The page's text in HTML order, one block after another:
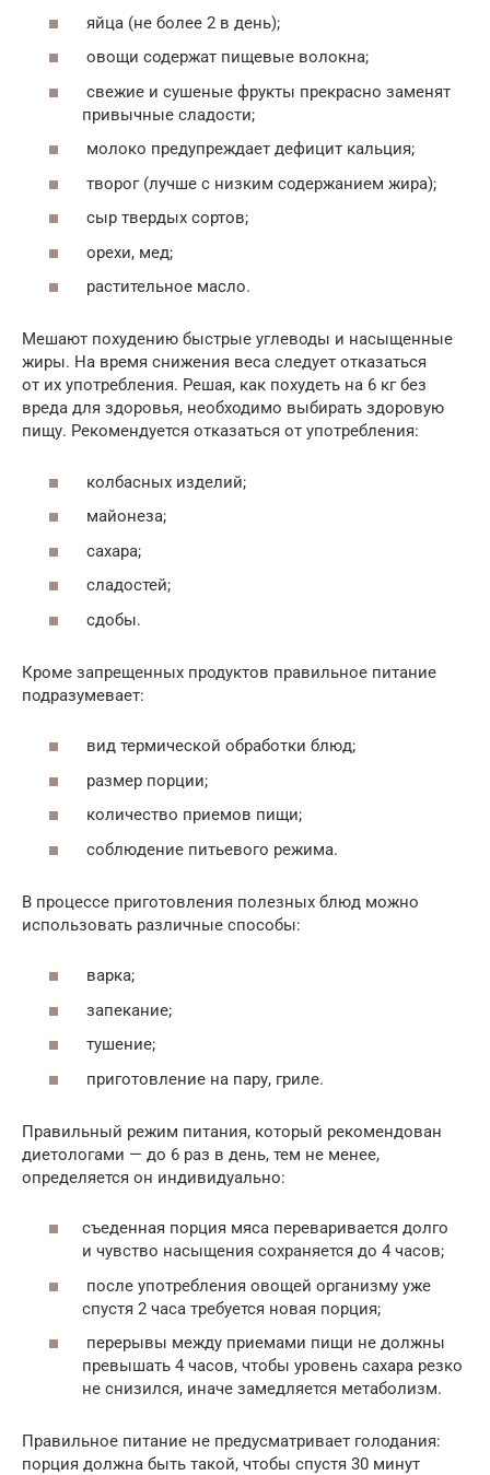
яйца (не более 2 в день);
овощи содержат пищевые волокна;
свежие и сушеные фрукты прекрасно заменят
привычные сладости;
молоко предупреждает дефицит кальция;
творог (лучше с низким содержанием жира);
сыр твердых сортов;
орехи, мед;
растительное масло.
Мешают похудению быстрые углеводы и насыщенные
жиры. На время снижения веса следует отказаться
от их употребления. Решая, как похудеть на 6 кг без
вреда для здоровья, необходимо выбирать здоровую
пищу. Рекомендуется отказаться от употребления:
колбасных изделий;
майонеза;
сахара;
сладостей;
сдобы.
Кроме запрещенных продуктов правильное питание
подразумевает:
вид термической обработки блюд;
размер порции;
количество приемов пищи;
соблюдение питьевого режима.
В процессе приготовления полезных блюд можно
использовать различные способы:
варка;
запекание;
тушение;
приготовление на пару, гриле.
Правильный режим питания, который рекомендован
диетологами — до 6 раз в день, тем не менее,
определяется он индивидуально:
съеденная порция мяса переваривается долго
и чувство насыщения сохраняется до 4 часов;
после употребления овощей организму уже
спустя 2 часа требуется новая порция;
перерывы между приемами пищи не должны
превышать 4 часов, чтобы уровень сахара резко
не снизился, иначе замедляется метаболизм.
Правильное питание не предусматривает голодания:
порция должна быть такой, чтобы спустя 30 минут